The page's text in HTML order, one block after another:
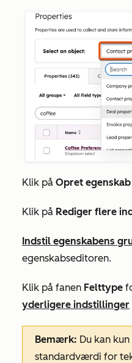
Klik på Opret egenskab
Klik på Rediger flere
Indstil egenskabens
egenskabseditoren.
Klik på fanen Felttype
yderligere indstillinger
Bemærk: Du kan
standardværdi for